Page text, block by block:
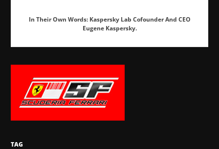
In Their Own Words: Kaspersky Lab Cofounder And CEO
Eugene Kaspersky.
TAG